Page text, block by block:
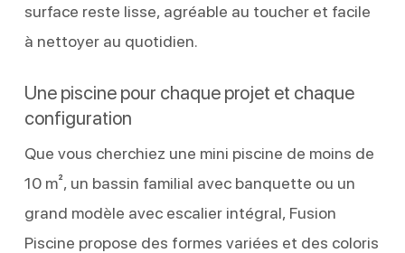
surface reste lisse, agréable au toucher et facile
à nettoyer au quotidien.
Une piscine pour chaque projet et chaque
configuration
Que vous cherchiez une mini piscine de moins de
10 m², un bassin familial avec banquette ou un
grand modèle avec escalier intégral, Fusion
Piscine propose des formes variées et des coloris